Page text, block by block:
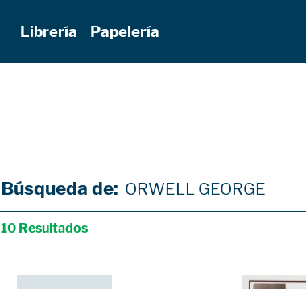
Librería Papelería
Búsqueda de: ORWELL GEORGE
10 Resultados